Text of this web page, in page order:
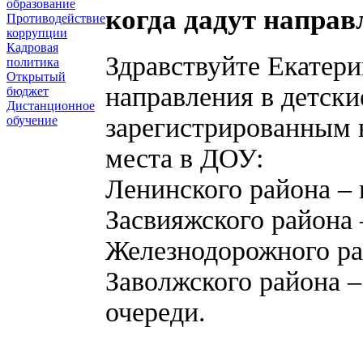
образование
Противодействие
коррупции
Кадровая
политика
Открытый
бюджет
Дистанционное
обучение
когда дадут
Здравствуйте
направления в
места в ДОУ:
Ленинского района
Засвияжского
Железнодорожного
Заволжского района
очереди.